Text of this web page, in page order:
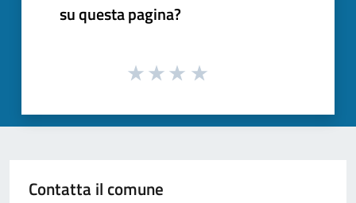
su questa pagina?
Contatta il comune